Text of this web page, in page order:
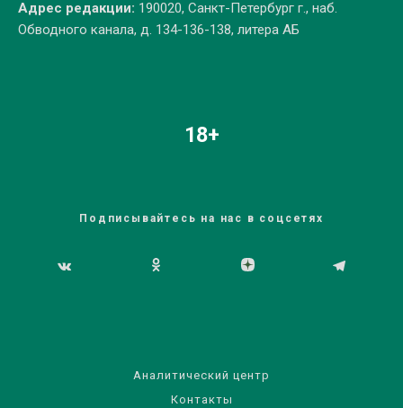
Адрес редакции: 190020, Санкт-Петербург г., наб.
Обводного канала, д. 134-136-138, литера АБ
18+
Подписывайтесь на нас в соцсетях
Аналитический центр
Контакты